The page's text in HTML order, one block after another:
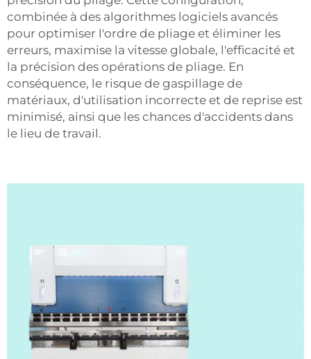
combinée à des algorithmes logiciels avancés
pour optimiser l'ordre de pliage et éliminer les
erreurs, maximise la vitesse globale, l'efficacité et
la précision des opérations de pliage. En
conséquence, le risque de gaspillage de
matériaux, d'utilisation incorrecte et de reprise est
minimisé, ainsi que les chances d'accidents dans
le lieu de travail.